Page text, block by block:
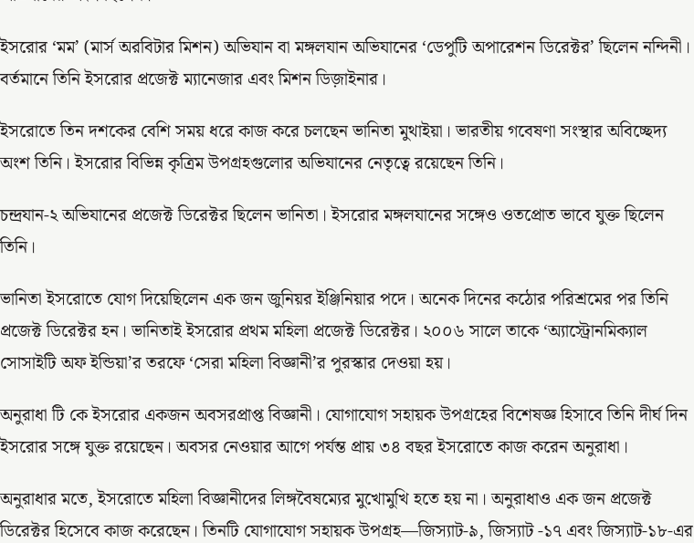
ইসরোর ‘মম’ (মার্স অরবিটার মিশন) অভিযান বা মঙ্গলযান অভিযানের ‘ডেপুটি অপারেশন ডিরেক্টর’ ছিলেন নন্দিনী।
বর্তমানে তিনি ইসরোর প্রজেক্ট ম্যানেজার এবং মিশন ডিজ়াইনার।
ইসরোতে তিন দশকের বেশি সময় ধরে কাজ করে চলছেন ভানিতা মুথাইয়া। ভারতীয় গবেষণা সংস্থার অবিচ্ছেদ্য
অংশ তিনি। ইসরোর বিভিন্ন কৃত্রিম উপগ্রহগুলোর অভিযানের নেতৃত্বে রয়েছেন তিনি।
চন্দ্রযান-২ অভিযানের প্রজেক্ট ডিরেক্টর ছিলেন ভানিতা। ইসরোর মঙ্গলযানের সঙ্গেও ওতপ্রোত ভাবে যুক্ত ছিলেন
তিনি।
ভানিতা ইসরোতে যোগ দিয়েছিলেন এক জন জুনিয়র ইঞ্জিনিয়ার পদে। অনেক দিনের কঠোর পরিশ্রমের পর তিনি
প্রজেক্ট ডিরেক্টর হন। ভানিতাই ইসরোর প্রথম মহিলা প্রজেক্ট ডিরেক্টর। ২০০৬ সালে তাকে ‘অ্যাস্ট্রোনমিক্যাল
সোসাইটি অফ ইন্ডিয়া’র তরফে ‘সেরা মহিলা বিজ্ঞানী’র পুরস্কার দেওয়া হয়।
অনুরাধা টি কে ইসরোর একজন অবসরপ্রাপ্ত বিজ্ঞানী। যোগাযোগ সহায়ক উপগ্রহের বিশেষজ্ঞ হিসাবে তিনি দীর্ঘ দিন
ইসরোর সঙ্গে যুক্ত রয়েছেন। অবসর নেওয়ার আগে পর্যন্ত প্রায় ৩৪ বছর ইসরোতে কাজ করেন অনুরাধা।
অনুরাধার মতে, ইসরোতে মহিলা বিজ্ঞানীদের লিঙ্গবৈষম্যের মুখোমুখি হতে হয় না। অনুরাধাও এক জন প্রজেক্ট
ডিরেক্টর হিসেবে কাজ করেছেন। তিনটি যোগাযোগ সহায়ক উপগ্রহ—জিস্যাট-৯, জিস্যাট -১৭ এবং জিস্যাট-১৮-এর